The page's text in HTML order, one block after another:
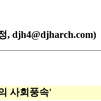
, djh4@djharch.com)
사회풍속'